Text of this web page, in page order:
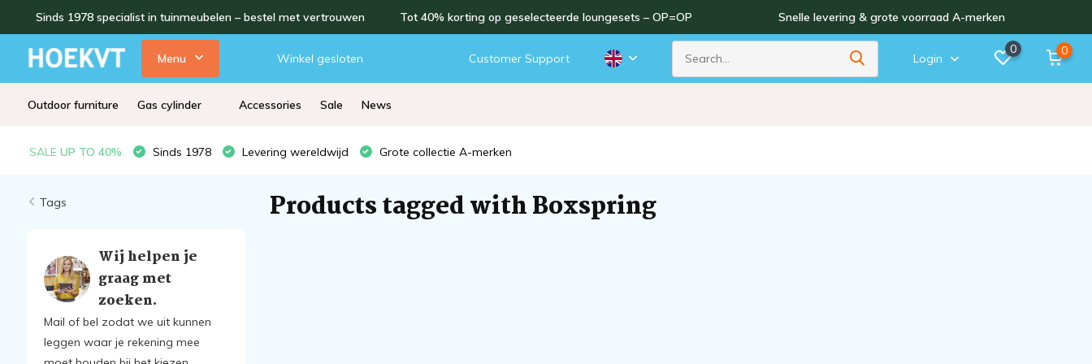
Sinds 1978 specialist in tuinmeubelen – bestel met vertrouwen Tot 40% korting op geselecteerde loungesets – OP=OP Snelle levering & grote voorraad A-merken
Menu Winkel gesloten Customer Support Login
0 0
Outdoor furniture Gas cylinder Accessories Sale News
SALE UP TO 40% Sinds 1978 Levering wereldwijd Grote collectie A-merken
Tags
Wij helpen je
graag met
zoeken.
Mail of bel zodat we uit kunnen
leggen waar je rekening mee
Products tagged with Boxspring